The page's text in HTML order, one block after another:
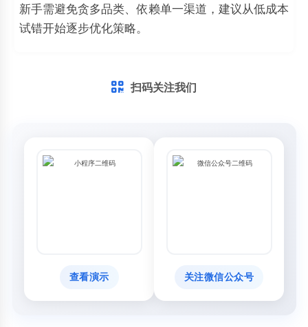
新手需避免贪多品类、依赖单一渠道，建议从低成本
试错开始逐步优化策略。
扫码关注我们
查看演示 关注微信公众号